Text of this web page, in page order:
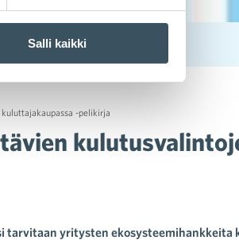
Salli kaikki
-pelikirja
tarvitaan yritysten ekosysteemihankkeita